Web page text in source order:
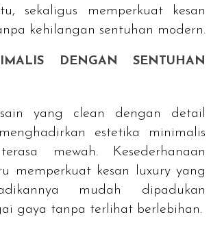
sekaligus memperkuat kesan
kehilangan sentuhan modern.
DENGAN SENTUHAN
yang clean dengan detail
estetika minimalis
mewah. Kesederhanaan
memperkuat kesan
luxuryyang
mudah dipadukan
gaya tanpa terlihat berlebihan.